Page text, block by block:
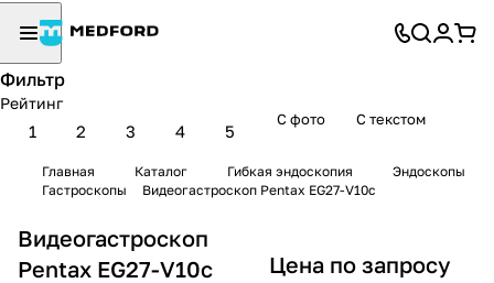
Фильтр
Рейтинг
1 2 3 4 5
С фото С текстом
Главная Каталог Гибкая эндоскопия
Эндоскопы
Гастроскопы
Видеогастроскоп Pentax EG27-V10c
Видеогастроскоп
Pentax EG27-V10c
Цена по запросу